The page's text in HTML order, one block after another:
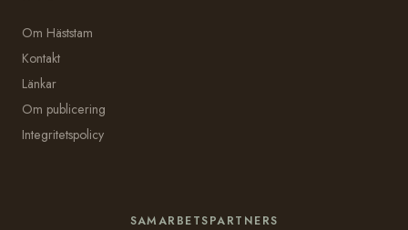
Om Häststam
Kontakt
Länkar
Om publicering
Integritetspolicy
SAMARBETSPARTNERS